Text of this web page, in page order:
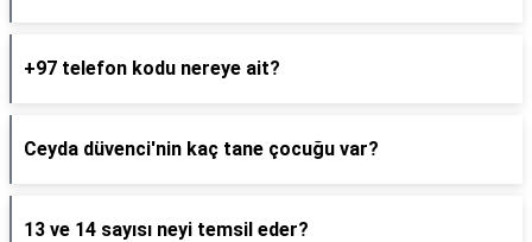
+97 telefon kodu nereye ait?
Ceyda düvenci'nin kaç tane çocuğu var?
13 ve 14 sayısı neyi temsil eder?